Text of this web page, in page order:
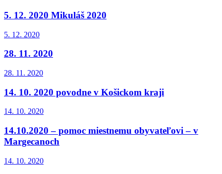
5. 12. 2020 Mikuláš 2020
5. 12. 2020
28. 11. 2020
28. 11. 2020
14. 10. 2020 povodne v Košickom kraji
14. 10. 2020
14.10.2020 – pomoc miestnemu obyvateľovi – v
Margecanoch
14. 10. 2020